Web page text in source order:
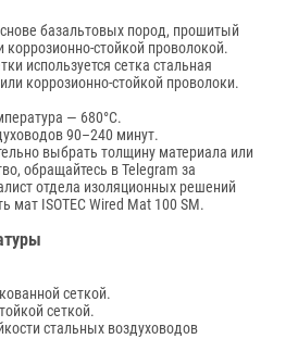
базальтовых пород, прошитый
коррозионно-стойкой проволокой.
используется сетка стальная
коррозионно-стойкой проволоки.
— 680°C.
90–240 минут.
выбрать толщину материала или
обращайтесь в Telegram за
отдела изоляционных решений
мат ISOTEC Wired Mat 100 SM.
сеткой.
сеткой.
стальных воздуховодов